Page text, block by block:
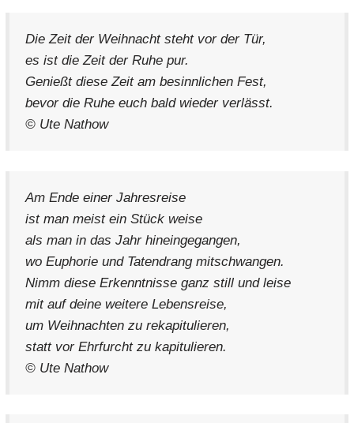
Die Zeit der Weihnacht steht vor der Tür,
es ist die Zeit der Ruhe pur.
Genießt diese Zeit am besinnlichen Fest,
bevor die Ruhe euch bald wieder verlässt.
© Ute Nathow
Am Ende einer Jahresreise
ist man meist ein Stück weise
als man in das Jahr hineingegangen,
wo Euphorie und Tatendrang mitschwangen.
Nimm diese Erkenntnisse ganz still und leise
mit auf deine weitere Lebensreise,
um Weihnachten zu rekapitulieren,
statt vor Ehrfurcht zu kapitulieren.
© Ute Nathow